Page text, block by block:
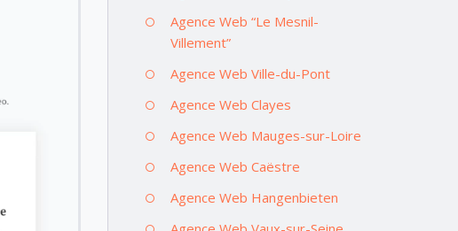
Agence Web “Le Mesnil-
Villement”
Agence Web Ville-du-Pont
Agence Web Clayes
Agence Web Mauges-sur-Loire
Agence Web Caëstre
Agence Web Hangenbieten